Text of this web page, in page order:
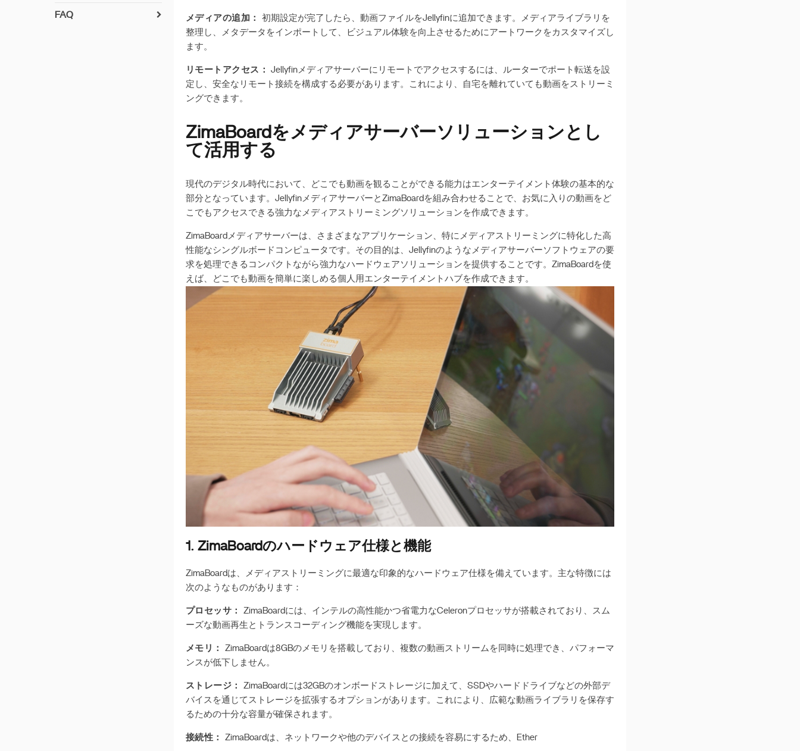
メディアの追加：
初期設定が完了したら、動画ファイルをJellyfinに追加できます。メディアライブラリを
整理し、メタデータをインポートして、ビジュアル体験を向上させるためにアートワークをカスタマイズし
ます。
リモートアクセス：
Jellyfinメディアサーバーにリモートでアクセスするには、ルーターでポート転送を設
定し、安全なリモート接続を構成する必要があります。これにより、自宅を離れていても動画をストリーミ
ングできます。
ZimaBoardをメディアサーバーソリューションとし
て活用する
現代のデジタル時代において、どこでも動画を観ることができる能力はエンターテイメント体験の基本的な
部分となっています。JellyfinメディアサーバーとZimaBoardを組み合わせることで、お気に入りの動画をど
こでもアクセスできる強力なメディアストリーミングソリューションを作成できます。
ZimaBoardメディアサーバーは、さまざまなアプリケーション、特にメディアストリーミングに特化した高
性能なシングルボードコンピュータです。その目的は、Jellyfinのようなメディアサーバーソフトウェアの要
求を処理できるコンパクトながら強力なハードウェアソリューションを提供することです。ZimaBoardを使
えば、どこでも動画を簡単に楽しめる個人用エンターテイメントハブを作成できます。
1. ZimaBoardのハードウェア仕様と機能
ZimaBoardは、メディアストリーミングに最適な印象的なハードウェア仕様を備えています。主な特徴には
次のようなものがあります：
プロセッサ：
ZimaBoardには、インテルの高性能かつ省電力なCeleronプロセッサが搭載されており、スム
ーズな動画再生とトランスコーディング機能を実現します。
メモリ：
ZimaBoardは8GBのメモリを搭載しており、複数の動画ストリームを同時に処理でき、パフォーマ
ンスが低下しません。
ストレージ：
ZimaBoardには32GBのオンボードストレージに加えて、SSDやハードドライブなどの外部デ
バイスを通じてストレージを拡張するオプションがあります。これにより、広範な動画ライブラリを保存す
るための十分な容量が確保されます。
接続性： ZimaBoardは、ネットワークや他のデバイスとの接続を容易にするため、Ether
Pythonのセットアップ
ニティユーザー提案のド
FAQ